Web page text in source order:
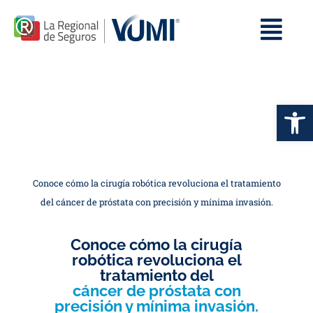
Conoce cómo la cirugía robótica revoluciona el tratamiento
del cáncer de próstata con precisión y mínima invasión.
Conoce cómo la cirugía
robótica revoluciona el
tratamiento del
cáncer de próstata con
precisión y mínima invasión.